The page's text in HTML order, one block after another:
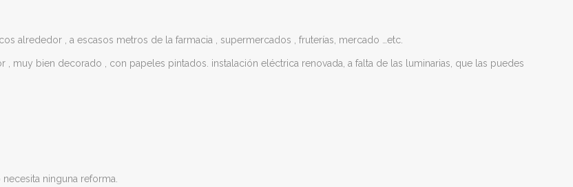
alrededor , a escasos metros de la farmacia , supermercados , fruterías, mercado …etc.
muy bien decorado , con papeles pintados. instalación eléctrica renovada, a falta de las luminarias, que las puedes
ninguna reforma.